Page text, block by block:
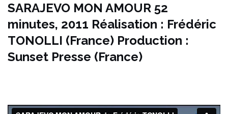
SARAJEVO MON AMOUR 52
minutes, 2011 Réalisation : Frédéric
TONOLLI (France) Production :
Sunset Presse (France)